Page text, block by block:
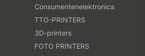
Consumentenelektronica
TTO-PRINTERS
3D-printers
FOTO PRINTERS